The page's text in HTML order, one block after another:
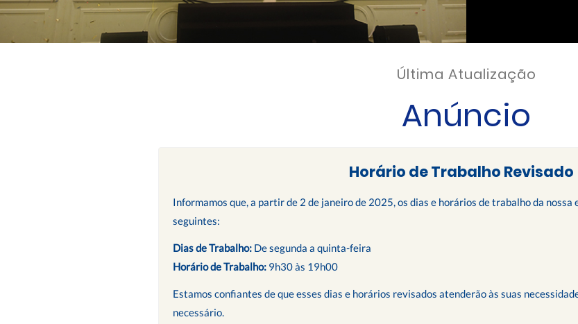
Última Atualização
Anúncio
Horário de Trabalho Revisado
Informamos que, a partir de 2 de janeiro de 2025, os dias e horários de trabalho da
seguintes:
Dias de Trabalho: De segunda a quinta-feira
Horário de Trabalho: 9h30 às 19h00
Estamos confiantes de que esses dias e horários revisados atenderão às suas
necessário.